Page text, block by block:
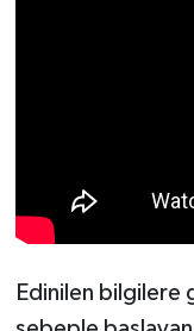
Edinilen bilgilere
MİZAH
TARİH